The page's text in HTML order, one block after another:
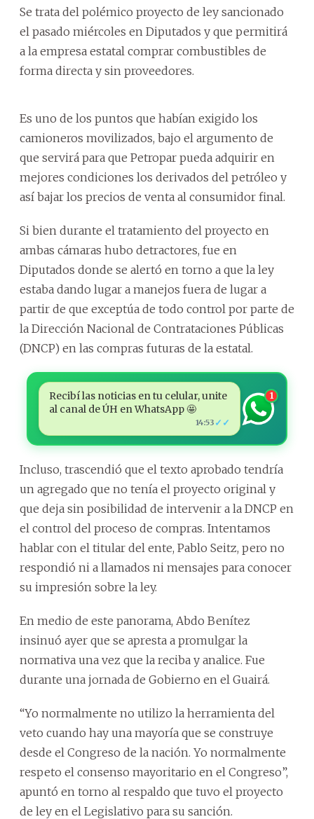
Se trata del polémico proyecto de ley sancionado
el pasado miércoles en Diputados y que permitirá
a la empresa estatal comprar combustibles de
forma directa y sin proveedores.
Es uno de los puntos que habían exigido los
camioneros movilizados, bajo el argumento de
que servirá para que Petropar pueda adquirir en
mejores condiciones los derivados del petróleo y
así bajar los precios de venta al consumidor final.
Si bien durante el tratamiento del proyecto en
ambas cámaras hubo detractores, fue en
Diputados donde se alertó en torno a que la ley
estaba dando lugar a manejos fuera de lugar a
partir de que exceptúa de todo control por parte de
la Dirección Nacional de Contrataciones Públicas
(DNCP) en las compras futuras de la estatal.
Recibí las noticias en tu celular, unite
al canal de ÚH en WhatsApp 🤩
14:53 ✓✓
1
Incluso, trascendió que el texto aprobado tendría
un agregado que no tenía el proyecto original y
que deja sin posibilidad de intervenir a la DNCP en
el control del proceso de compras. Intentamos
hablar con el titular del ente, Pablo Seitz, pero no
respondió ni a llamados ni mensajes para conocer
su impresión sobre la ley.
En medio de este panorama, Abdo Benítez
insinuó ayer que se apresta a promulgar la
normativa una vez que la reciba y analice. Fue
durante una jornada de Gobierno en el Guairá.
“Yo normalmente no utilizo la herramienta del
veto cuando hay una mayoría que se construye
desde el Congreso de la nación. Yo normalmente
respeto el consenso mayoritario en el Congreso”,
apuntó en torno al respaldo que tuvo el proyecto
de ley en el Legislativo para su sanción.